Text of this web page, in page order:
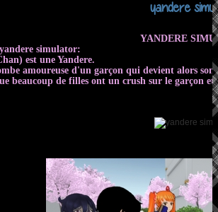
yandere
YANDERE
simulator:
est une Yandere.
amoureuse d'un garçon qui devient alors son
beaucoup de filles ont un crush sur le garçon